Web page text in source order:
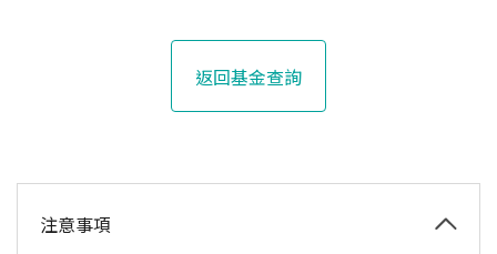
返回基金查詢
注意事項